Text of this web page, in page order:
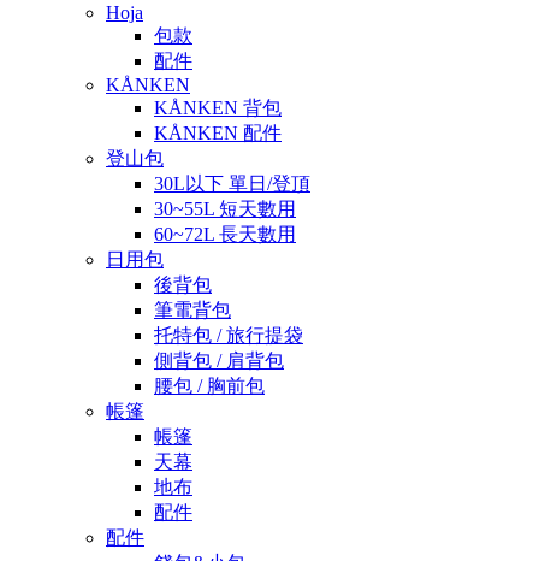
Hoja
包款
配件
KÅNKEN
KÅNKEN 背包
KÅNKEN 配件
登山包
30L以下 單日/登頂
30~55L 短天數用
60~72L 長天數用
日用包
後背包
筆電背包
托特包 / 旅行提袋
側背包 / 肩背包
腰包 / 胸前包
帳篷
帳篷
天幕
地布
配件
配件